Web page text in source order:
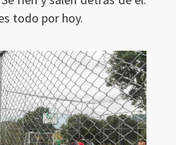
todo por hoy.